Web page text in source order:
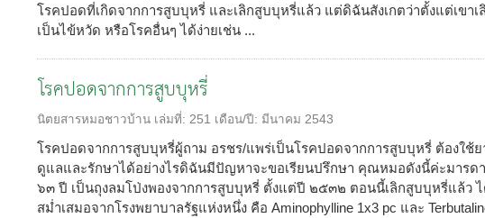
โรคปอดที่เกิดจากการสูบบุหรี่ และเลิกสูบบุหรี่แล้ว แต่ดิฉันสังเกตว่าตั้งแต่เขาเ
เป็นไข้หวัด หรือโรคอื่นๆ ได้ง่ายเช่น ...
โรคปอดจากการสูบบุหรี่
นิตยสารหมอชาวบ้าน เล่มที่: 251 เดือน/ปี: มีนาคม 2543
โรคปอดจากการสูบบุหรี่ผู้ถาม อรชร/แพร่เป็นโรคปอดจากการสูบบุหรี่ ต้องใช้ย
ดูแลและรักษาได้อย่างไรดิฉันมีปัญหาจะขอเรียนปรึกษา คุณหมอดังนี้ค่ะมารด
๖๓ ปี เป็นถุงลมโป่งพองจากการสูบบุหรี่ ตั้งแต่ปี ๒๕๓๒ ตอนนี้เลิกสูบบุหรี่แล้ว ไ
สม่ำเสมอจากโรงพยาบาลรัฐแห่งหนึ่ง คือ Aminophylline 1x3 pc และ